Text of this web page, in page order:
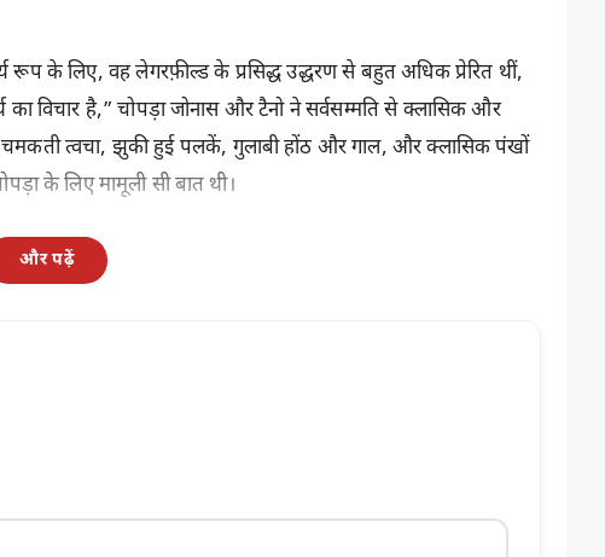
रूप के लिए, वह लेगरफ़ील्ड के प्रसिद्ध उद्धरण से बहुत अधिक प्रेरित थीं,
विचार है,” चोपड़ा जोनास और टैनो ने सर्वसम्मति से क्लासिक और
त्वचा, झुकी हुई पलकें, गुलाबी होंठ और गाल, और क्लासिक पंखों
के लिए मामूली सी बात थी।
और पढ़ें